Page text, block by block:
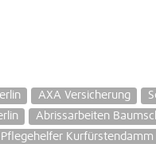
AXA Versicherung
Abrissarbeiten
Pflegehelfer Kurfürstendamm